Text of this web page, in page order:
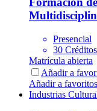
Presencial
30
Matrícula abierta
Añadir a
Añadir a favoritos
Industrias